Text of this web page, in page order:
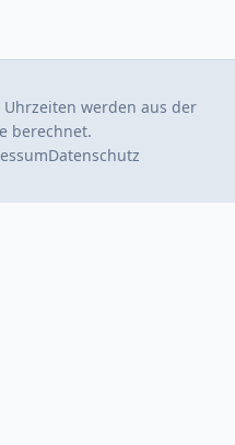
werden aus der
berechnet.
Datenschutz